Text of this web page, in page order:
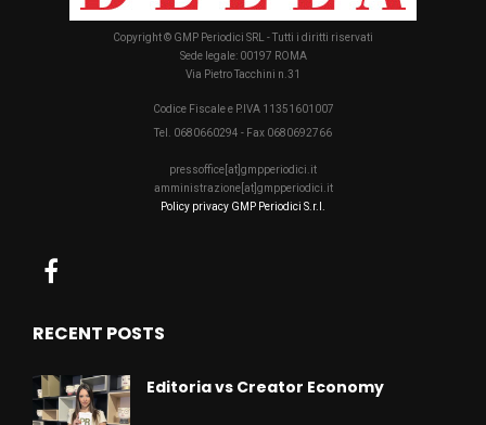
Copyright © GMP Periodici SRL - Tutti i diritti riservati
Sede legale: 00197 ROMA
Via Pietro Tacchini n.31
Codice Fiscale e P.IVA 11351601007
Tel. 0680660294 - Fax 0680692766
pressoffice[at]gmpperiodici.it
amministrazione[at]gmpperiodici.it
Policy privacy GMP Periodici S.r.l.
RECENT POSTS
Editoria vs Creator Economy